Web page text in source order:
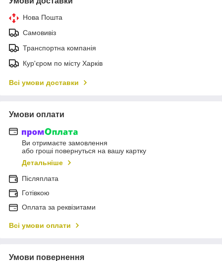
Нова Пошта
Самовивіз
Транспортна компанія
Кур'єром по місту Харків
Всі умови доставки
Умови оплати
Ви отримаєте замовлення
або гроші повернуться на вашу картку
Детальніше
Післяплата
Готівкою
Оплата за реквізитами
Всі умови оплати
Умови повернення